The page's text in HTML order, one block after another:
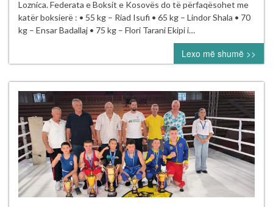
boksierë
në
Evropian
U19
në
Loznicë
Loznica. Federata e Boksit e Kosovës do të përfaqësohet me
katër boksierë : • 55 kg – Riad Isufi • 65 kg – Lindor Shala • 70
kg – Ensar Badallaj • 75 kg – Flori Tarani Ekipi i…
Lexo më shumë >>